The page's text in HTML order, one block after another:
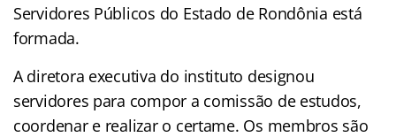
Servidores Públicos do Estado de Rondônia está
formada.
A diretora executiva do instituto designou
servidores para compor a comissão de estudos,
coordenar e realizar o certame. Os membros são